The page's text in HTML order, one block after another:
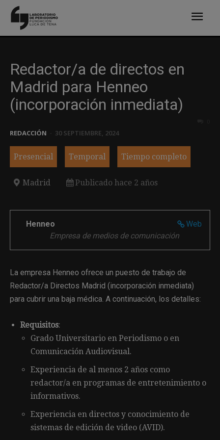
Redactor/a de directos en
Madrid para Henneo
(incorporación inmediata)
REDACCIÓN 30 SEPTIEMBRE, 2024
Presencial Temporal Tiempo completo
Madrid Publicado hace 2 años
Web
Henneo
Empresa de medios de comunicación
La empresa Henneo ofrece un puesto de trabajo de
Redactor/a Directos Madrid (incorporación inmediata)
para cubrir una baja médica. A continuación, los detalles:
Requisitos:
Grado Universitario en Periodismo o en
Comunicación Audiovisual.
Experiencia de al menos 2 años como
redactor/a en programas de entretenimiento o
informativos.
Experiencia en directos y conocimiento de
sistemas de edición de video (AVID).